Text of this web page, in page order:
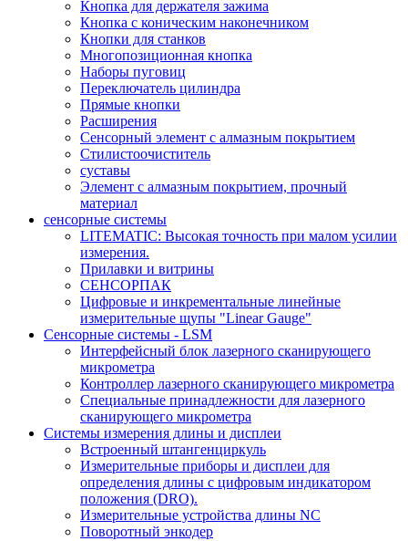
Кнопка для держателя зажима
Кнопка с коническим наконечником
Кнопки для станков
Многопозиционная кнопка
Наборы пуговиц
Переключатель цилиндра
Прямые кнопки
Расширения
Сенсорный элемент с алмазным покрытием
Стилистоочиститель
суставы
Элемент с алмазным покрытием, прочный
материал
сенсорные системы
LITEMATIC: Высокая точность при малом усилии
измерения.
Прилавки и витрины
СЕНСОРПАК
Цифровые и инкрементальные линейные
измерительные щупы "Linear Gauge"
Сенсорные системы - LSM
Интерфейсный блок лазерного сканирующего
микрометра
Контроллер лазерного сканирующего микрометра
Специальные принадлежности для лазерного
сканирующего микрометра
Системы измерения длины и дисплеи
Встроенный штангенциркуль
Измерительные приборы и дисплеи для
определения длины с цифровым индикатором
положения (DRO).
Измерительные устройства длины NC
Поворотный энкодер